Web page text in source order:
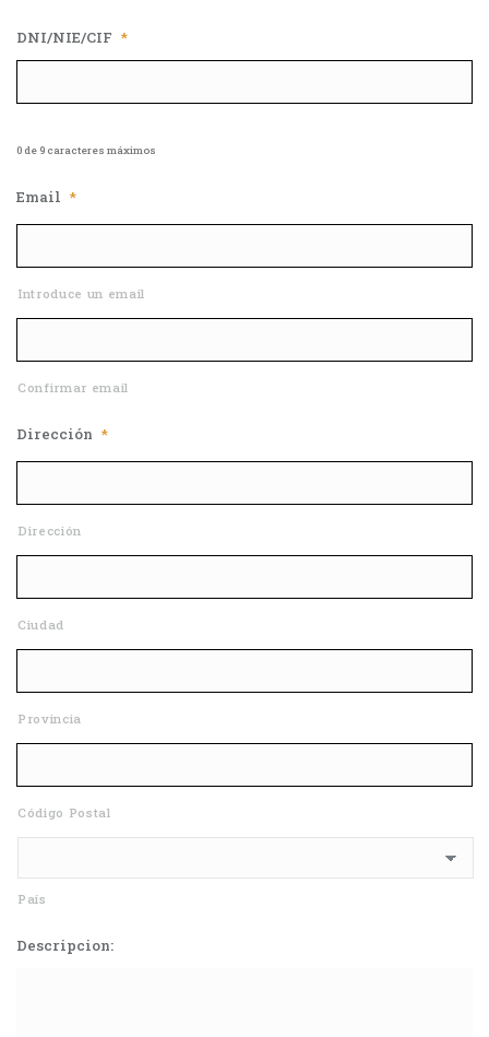
DNI/NIE/CIF *
0 de 9 caracteres máximos
Email *
Introduce un email
Confirmar email
Dirección *
Dirección
Ciudad
Provincia
Código Postal
País
Descripcion: